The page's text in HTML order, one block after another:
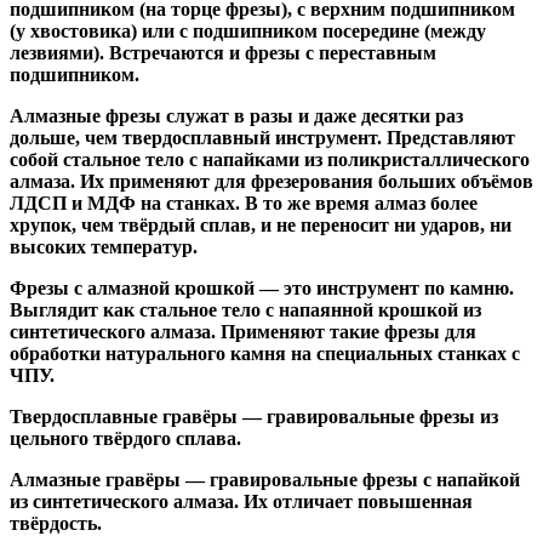
подшипником (на торце фрезы), с верхним подшипником
(у хвостовика) или с подшипником посередине (между
лезвиями). Встречаются и фрезы с переставным
подшипником.
Алмазные фрезы служат в разы и даже десятки раз
дольше, чем твердосплавный инструмент. Представляют
собой стальное тело с напайками из поликристаллического
алмаза. Их применяют для фрезерования больших объёмов
ЛДСП и МДФ на станках. В то же время алмаз более
хрупок, чем твёрдый сплав, и не переносит ни ударов, ни
высоких температур.
Фрезы с алмазной крошкой— это инструмент по камню.
Выглядит как стальное тело с напаянной крошкой из
синтетического алмаза. Применяют такие фрезы для
обработки натурального камня на специальных станках с
ЧПУ.
Твердосплавные гравёры — гравировальные фрезы из
цельного твёрдого сплава.
Алмазные гравёры — гравировальные фрезы с напайкой
из синтетического алмаза. Их отличает повышенная
твёрдость.